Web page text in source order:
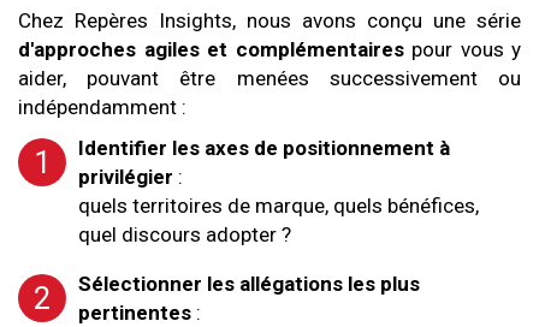
Chez Repères Insights, nous avons conçu une série
d'approches agiles et complémentairespour vous y
aider,
pouvant être menées successivement ou
indépendamment :
Identifier les axes de positionnement à
privilégier :
quels territoires de marque, quels bénéfices,
quel discours adopter ?
Sélectionner les allégations les plus
pertinentes :